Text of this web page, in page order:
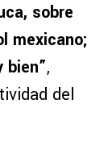
sobre
mexicano;
bien”,
del